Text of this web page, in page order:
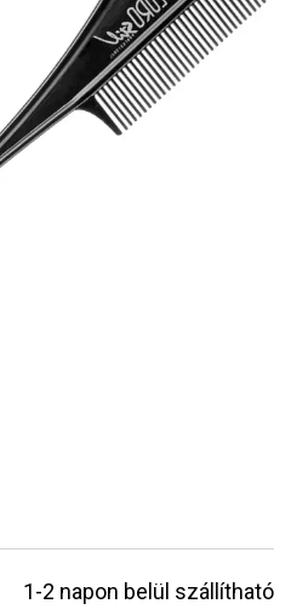
1-2 napon belül szállítható